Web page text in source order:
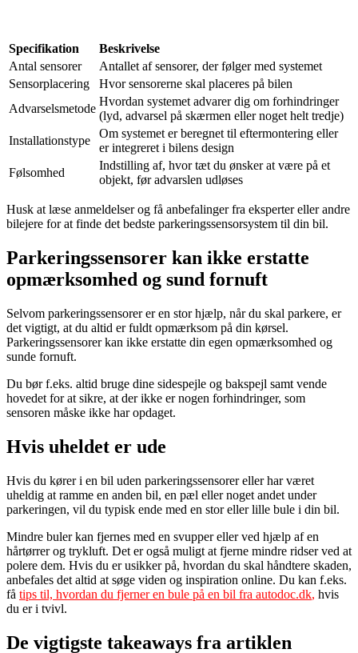
Specifikation
Beskrivelse
Antal sensorer
Antallet af sensorer, der følger med systemet
Sensorplacering
Hvor sensorerne skal placeres på bilen
Advarselsmetode
Hvordan systemet advarer dig om forhindringer
(lyd, advarsel på skærmen eller noget helt tredje)
Installationstype
Om systemet er beregnet til eftermontering eller
er integreret i bilens design
Følsomhed
Indstilling af, hvor tæt du ønsker at være på et
objekt, før advarslen udløses
Husk at læse anmeldelser og få anbefalinger fra eksperter eller andre
bilejere for at finde det bedste parkeringssensorsystem til din bil.
Parkeringssensorer kan ikke erstatte
opmærksomhed og sund fornuft
Selvom parkeringssensorer er en stor hjælp, når du skal parkere, er
det vigtigt, at du altid er fuldt opmærksom på din kørsel.
Parkeringssensorer kan ikke erstatte din egen opmærksomhed og
sunde fornuft.
Du bør f.eks. altid bruge dine sidespejle og bakspejl samt vende
hovedet for at sikre, at der ikke er nogen forhindringer, som
sensoren måske ikke har opdaget.
Hvis uheldet er ude
Hvis du kører i en bil uden parkeringssensorer eller har været
uheldig at ramme en anden bil, en pæl eller noget andet under
parkeringen, vil du typisk ende med en stor eller lille bule i din bil.
Mindre buler kan fjernes med en svupper eller ved hjælp af en
hårtørrer og trykluft. Det er også muligt at fjerne mindre ridser ved at
polere dem. Hvis du er usikker på, hvordan du skal håndtere skaden,
anbefales det altid at søge viden og inspiration online. Du kan f.eks.
få tips til, hvordan du fjerner en bule på en bil fra autodoc.dk, hvis
du er i tvivl.
De vigtigste takeaways fra artiklen